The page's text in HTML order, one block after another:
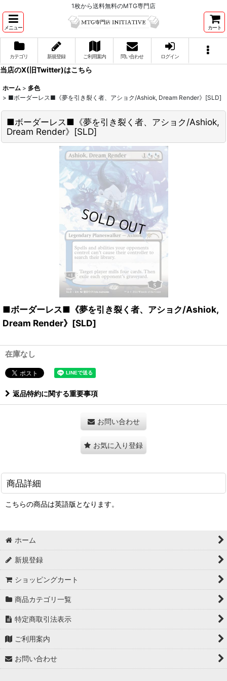
1枚から送料無料のMTG専門店
メニュー カート
カテゴリ 新規登録 ご利用案内 問い合わせ ログイン
当店のX(旧Twitter)はこちら
ホーム > 多色
> ■ボーダーレス■《夢を引き裂く者、アショク/Ashiok, Dream Render》[SLD]
■ボーダーレス■《夢を引き裂く者、アショク/Ashiok,
Dream Render》[SLD]
■ボーダーレス■《夢を引き裂く者、アショク/Ashiok,
Dream Render》[SLD]
在庫なし
返品特約に関する重要事項
お問い合わせ
お気に入り登録
商品詳細
こちらの商品は英語版となります。
ホーム
新規登録
ショッピングカート
商品カテゴリ一覧
特定商取引法表示
ご利用案内
お問い合わせ